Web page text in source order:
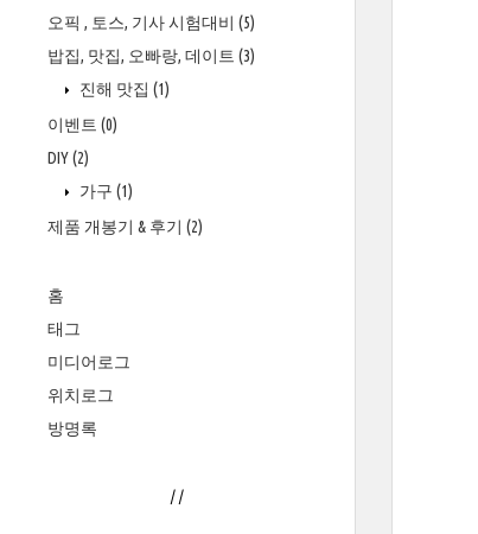
오픽 , 토스, 기사 시험대비 (5)
밥집, 맛집, 오빠랑, 데이트 (3)
진해 맛집 (1)
이벤트 (0)
DIY(2)
가구 (1)
제품 개봉기 & 후기 (2)
홈
태그
미디어로그
위치로그
방명록
/ /